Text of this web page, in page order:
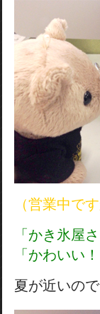
（営業中で
「かき氷屋
「かわいい！
夏が近いの